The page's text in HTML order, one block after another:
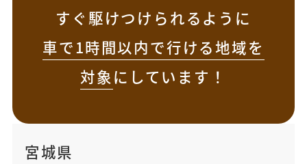
すぐ駆けつけられるように
車で1時間以内で行ける地域を
対象にしています！
宮城県